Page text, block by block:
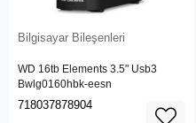
Bilgisayar Bileşenleri
WD 16tb Elements 3.5" Usb3
Bwlg0160hbk-eesn
718037878904